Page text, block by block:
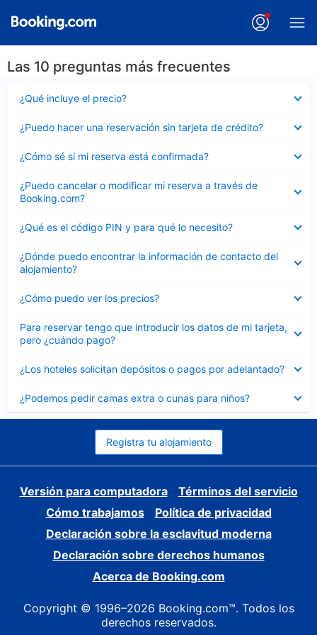
Las 10 preguntas más frecuentes
¿Qué incluye el precio?
cerrado
¿Puedo hacer una reservación sin tarjeta de crédito?
cerrado
¿Cómo sé si mi reserva está confirmada?
cerrado
¿Puedo cancelar o modificar mi reserva a través de
Booking.com?
cerrado
¿Qué es el código PIN y para qué lo necesito?
cerrado
¿Dónde puedo encontrar la información de contacto del
alojamiento?
cerrado
¿Cómo puedo ver los precios?
cerrado
Para reservar tengo que introducir los datos de mi tarjeta,
pero ¿cuándo pago?
cerrado
¿Los hoteles solicitan depósitos o pagos por adelantado?
cerrado
¿Podemos pedir camas extra o cunas para niños?
cerrado
Registra tu alojamiento
Versión para computadora
Términos del servicio
Cómo trabajamos
Política de privacidad
Declaración sobre la esclavitud moderna
Declaración sobre derechos humanos
Acerca de Booking.com
Copyright © 1996–2026 Booking.com™. Todos los
derechos reservados.